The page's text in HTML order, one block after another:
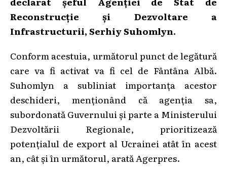
Reconstrucție și Dezvoltare a
Infrastructurii, Serhiy Suhomlyn.
Conform acestuia, următorul punct de legătură
care va fi activat va fi cel de Fântâna Albă.
Suhomlyn a subliniat importanța acestor
deschideri, menționând că agenția sa,
subordonată Guvernului și parte a Ministerului
Dezvoltării Regionale, prioritizează
potențialul de export al Ucrainei atât în acest
an, cât și în următorul, arată Agerpres.